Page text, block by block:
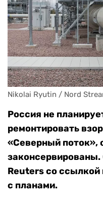
Nikolai Ryutin / Nord
Россия не
ремонтировать
«Северный поток»,
законсервированы.
Reutersсо ссылкой
с планами.